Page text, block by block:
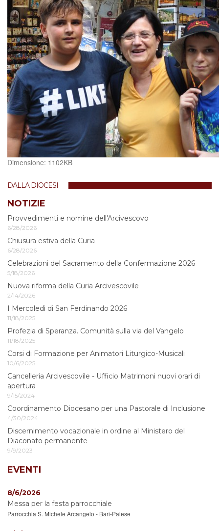
Clicca
vedere
alle
originali…
Dimensione: 1102KB
DALLA DIOCESI
NOTIZIE
Provvedimenti e nomine dell'Arcivescovo
6/28/2026
Chiusura estiva della Curia
6/28/2026
Celebrazioni del Sacramento della Confermazione 2026
5/18/2026
Nuova riforma della Curia Arcivescovile
2/14/2026
I Mercoledì di San Ferdinando 2026
11/18/2025
Profezia di Speranza. Comunità sulla via del Vangelo
11/18/2025
Corsi di Formazione per Animatori Liturgico-Musicali
10/6/2025
Cancelleria Arcivescovile - Ufficio Matrimoni nuovi orari di
apertura
9/15/2024
Coordinamento Diocesano per una Pastorale di Inclusione
4/30/2024
Discernimento vocazionale in ordine al Ministero del
Diaconato permanente
9/9/2023
EVENTI
8/6/2026
Messa per la festa parrocchiale
Parrocchia S. Michele Arcangelo - Bari-Palese